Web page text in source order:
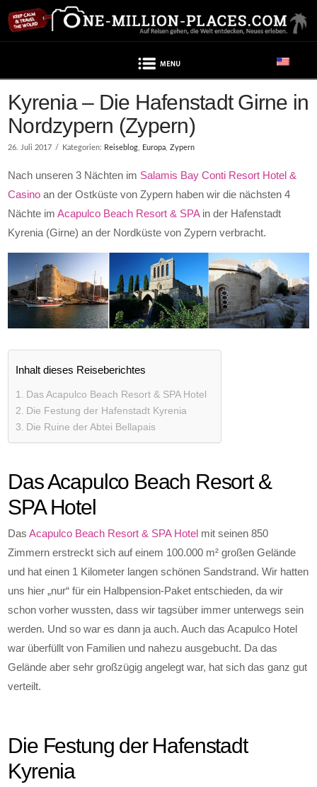
Kyrenia – Die Hafenstadt Girne in
Nordzypern (Zypern)
26. Juli 2017 Kategorien: Reiseblog, Europa,Zypern
Nach unseren 3 Nächten im Salamis Bay Conti Resort Hotel &
Casino an der Ostküste von Zypern haben wir die nächsten 4
Nächte imAcapulco Beach Resort & SPAin der Hafenstadt
Kyrenia (Girne) an der Nordküste von Zypern verbracht.
Inhalt dieses Reiseberichtes
Das Acapulco Beach Resort & SPA Hotel
Die Festung der Hafenstadt Kyrenia
Die Ruine der Abtei Bellapais
Das Acapulco Beach Resort &
SPA Hotel
DasAcapulco Beach Resort & SPA Hotel mit seinen 850
Zimmern erstreckt sich auf einem 100.000 m² großen Gelände
und hat einen 1 Kilometer langen schönen Sandstrand. Wir hatten
uns hier „nur“ für ein Halbpension-Paket entschieden, da wir
schon vorher wussten, dass wir tagsüber immer unterwegs sein
werden. Und so war es dann ja auch. Auch das Acapulco Hotel
war überfüllt von Familien und nahezu ausgebucht. Da das
Gelände aber sehr großzügig angelegt war, hat sich das ganz gut
verteilt.
Die Festung der Hafenstadt
Kyrenia